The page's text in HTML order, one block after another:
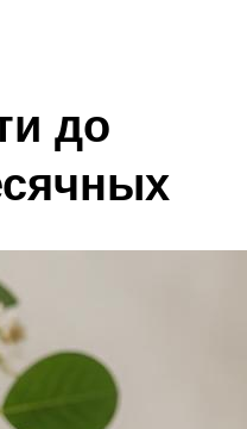
до